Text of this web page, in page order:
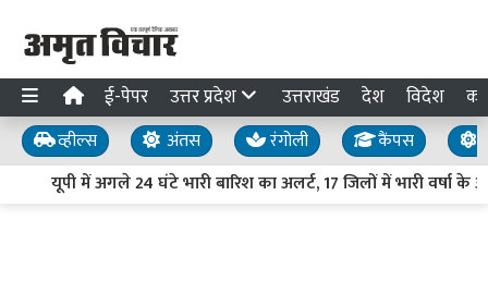
ई-पेपर उत्तर प्रदेश उत्तराखंड देश विदेश
व्हील्स अंतस रंगोली कैंपस
यूपी में अगले 24 घंटे भारी बारिश का अलर्ट, 17 जिलों में भारी वर्षा के